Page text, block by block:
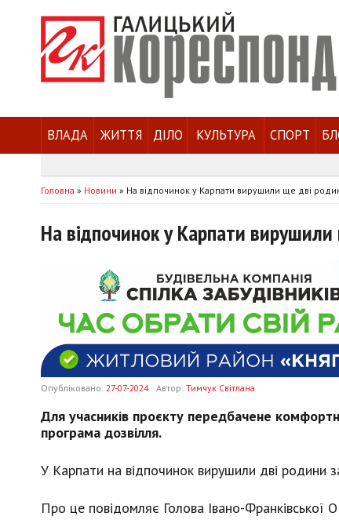
ВЛАДА ЖИТТЯ ДІЛО КУЛЬТУРА СПОРТ
Головна » Новини » На відпочинок у Карпати вирушили ще дві
На відпочинок у Карпати
Опубліковано: 27-07-2024 Автор: Тимчук Світлана
Для учасників проєкту передбачене
програма дозвілля.
У Карпати на відпочинок вирушили дві родини
Про це повідомляє Голова Івано-Франківської